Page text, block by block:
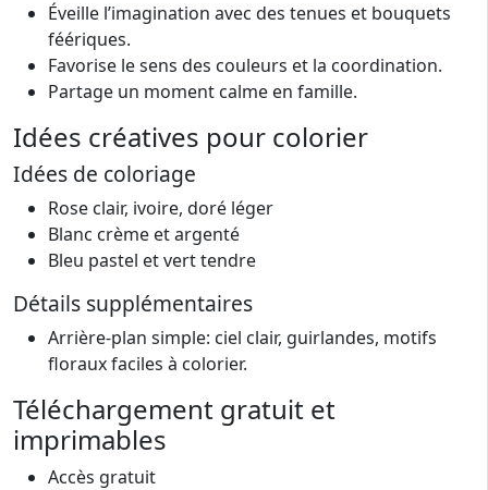
Éveille l’imagination avec des tenues et bouquets
féériques.
Favorise le sens des couleurs et la coordination.
Partage un moment calme en famille.
Idées créatives pour colorier
Idées de coloriage
Rose clair, ivoire, doré léger
Blanc crème et argenté
Bleu pastel et vert tendre
Détails supplémentaires
Arrière-plan simple: ciel clair, guirlandes, motifs
floraux faciles à colorier.
Téléchargement gratuit et
imprimables
Accès gratuit